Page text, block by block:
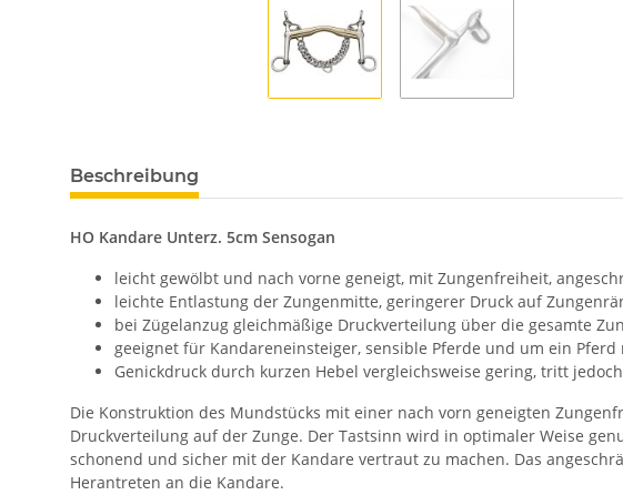
Beschreibung
HO Kandare Unterz. 5cm Sensogan
leicht gewölbt und nach vorne geneigt, mit Zungenfreiheit,
leichte Entlastung der Zungenmitte, geringerer Druck auf
bei Zügelanzug gleichmäßige Druckverteilung über die gesamte
geeignet für Kandareneinsteiger, sensible Pferde und um ein
Genickdruck durch kurzen Hebel vergleichsweise gering, tritt
Die Konstruktion des Mundstücks mit einer nach vorn geneigten
Druckverteilung auf der Zunge. Der Tastsinn wird in optimaler Weise
schonend und sicher mit der Kandare vertraut zu machen. Das
Herantreten an die Kandare.